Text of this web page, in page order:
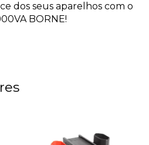
dos seus aparelhos com o
BORNE!